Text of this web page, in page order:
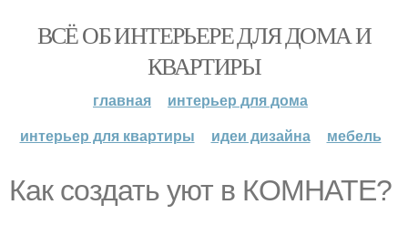
ВСЁ ОБ ИНТЕРЬЕРЕ ДЛЯ ДОМА И
КВАРТИРЫ
главная
интерьер для дома
интерьер для квартиры
идеи дизайна мебель
Как создать уют в КОМНАТЕ?